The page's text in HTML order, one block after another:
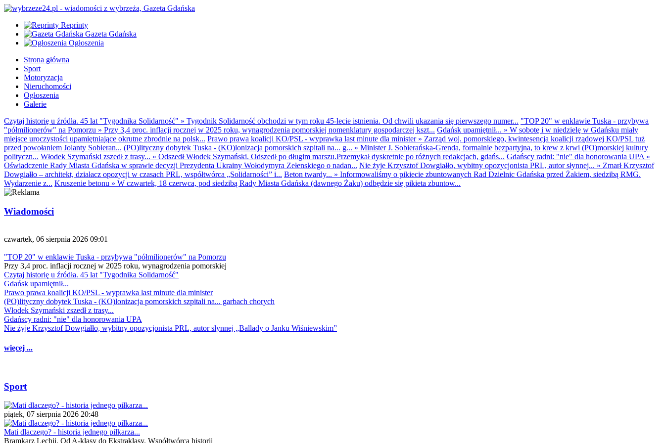
Reprinty
Gazeta Gdańska
Ogłoszenia
Strona główna
Sport
Motoryzacja
Nieruchomości
Ogłoszenia
Galerie
Czytaj historię u źródła. 45 lat "Tygodnika Solidarność" » Tygodnik Solidarność obchodzi w tym roku 45-lecie istnienia. Od chwili ukazania się pierwszego numer... "TOP 20" w enklawie Tuska - przybywa
"półmilionerów" na Pomorzu » Przy 3,4 proc. inflacji rocznej w 2025 roku, wynagrodzenia pomorskiej nomenklatury gospodarczej kszt... Gdańsk upamiętnił... » W sobotę i w niedzielę w Gdańsku miały
miejsce uroczystości upamiętniające okrutne zbrodnie na polsk... Prawo prawa koalicji KO/PSL - wyprawka last minute dla minister» Zarząd woj. pomorskiego, kwintesencja koalicji rządowej KO/PSL tuż
przed powołaniem Jolanty Sobieran... (PO)lityczny dobytek Tuska - (KO)lonizacja pomorskich szpitali na... g... » Minister J. Sobierańska-Grenda, formalnie bezpartyjna, to krew z krwi (PO)morskiej kultury
polityczn... Włodek Szymański zszedł z trasy... » Odszedł Włodek Szymański. Odszedł po długim marszu.Przemykał dyskretnie po różnych redakcjach, gdańs... Gdańscy radni: "nie" dla honorowania UPA »
Oświadczenie Rady Miasta Gdańska w sprawie decyzji Prezydenta Ukrainy Wołodymyra Zełenskiego o nadan... Nie żyje Krzysztof Dowgiałło, wybitny opozycjonista PRL, autor słynnej... » Zmarł Krzysztof
Dowgiałło – architekt, działacz opozycji w czasach PRL, współtwórca „Solidarności” i... Beton twardy... » Informowaliśmy o pikiecie zbuntowanych Rad Dzielnic Gdańska przed Żakiem, siedzibą RMG.
Wydarzenie z... Kruszenie betonu » W czwartek, 18 czerwca, pod siedzibą Rady Miasta Gdańska (dawnego Żaku) odbędzie się pikieta zbuntow...
Wiadomości
czwartek, 06 sierpnia 2026 09:01
"TOP 20" w enklawie Tuska - przybywa "półmilionerów" na Pomorzu
Przy 3,4 proc. inflacji rocznej w 2025 roku, wynagrodzenia pomorskiej
Czytaj historię u źródła. 45 lat "Tygodnika Solidarność"
Gdańsk upamiętnił...
Prawo prawa koalicji KO/PSL - wyprawka last minute dla minister
(PO)lityczny dobytek Tuska - (KO)lonizacja pomorskich szpitali na... garbach chorych
Włodek Szymański zszedł z trasy...
Gdańscy radni: "nie" dla honorowania UPA
Nie żyje Krzysztof Dowgiałło, wybitny opozycjonista PRL, autor słynnej „Ballady o Janku Wiśniewskim”
więcej ...
Sport
piątek, 07 sierpnia 2026 20:48
Mati dlaczego? - historia jednego piłkarza...
Bramkarz Lechii. Od A-klasy do Ekstraklasy. Współtwórca historii